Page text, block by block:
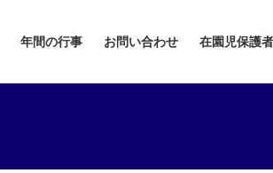
年間の行事 お問い合わせ 在園児保護